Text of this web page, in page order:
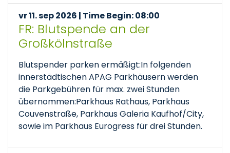
vr 11. sep 2026 | Time Begin: 08:00
FR: Blutspende an der
Großkölnstraße
Blutspender parken ermäßigt:In folgenden
innerstädtischen APAG Parkhäusern werden
die Parkgebühren für max. zwei Stunden
übernommen:Parkhaus Rathaus, Parkhaus
Couvenstraße, Parkhaus Galeria Kaufhof/City,
sowie im Parkhaus Eurogress für drei Stunden.